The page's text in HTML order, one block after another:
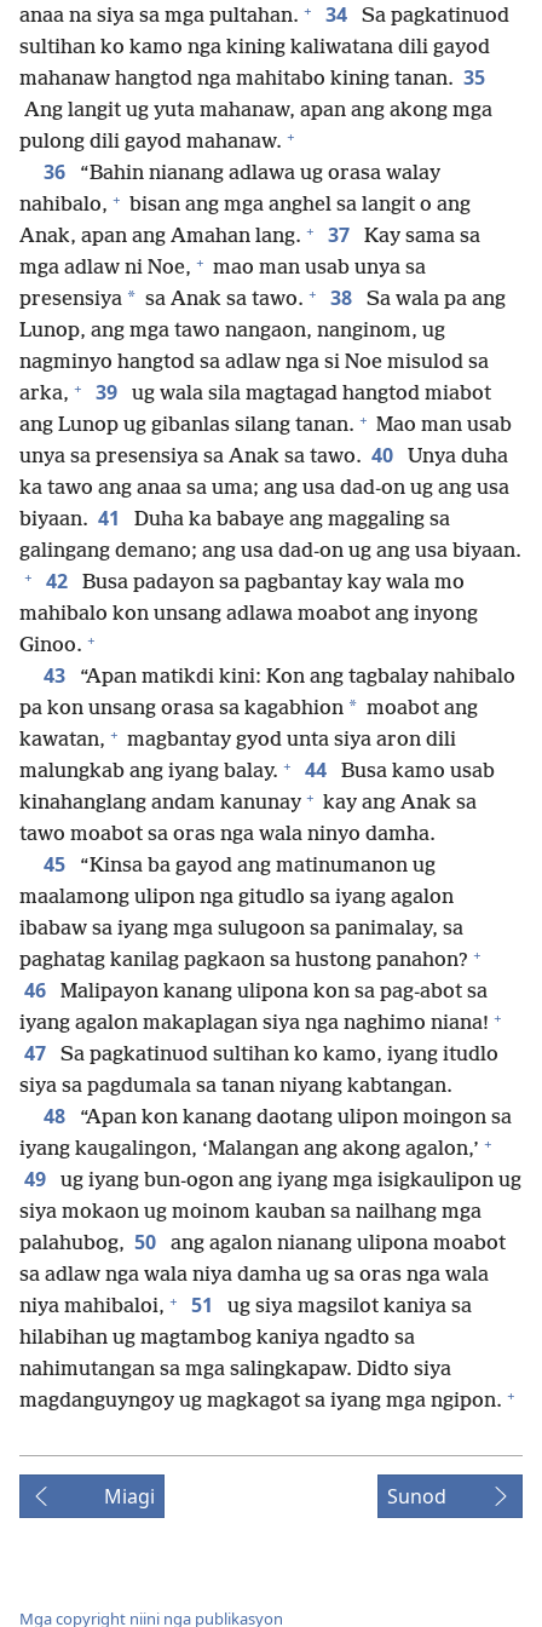
anaa na siya sa mga pultahan. + 34
Sa pagkatinuod
sultihan ko kamo nga kining kaliwatana dili gayod
mahanaw hangtod nga mahitabo kining tanan. 35
Ang langit ug yuta mahanaw, apan ang akong mga
pulong dili gayod mahanaw. +
36
“Bahin nianang adlawa ug orasa walay
nahibalo, + bisan ang mga anghel sa langit o ang
Anak, apan ang Amahan lang. + 37
Kay sama sa
mga adlaw ni Noe, + mao man usab unya sa
presensiya * sa Anak sa tawo. + 38
Sa wala pa ang
Lunop, ang mga tawo nangaon, nanginom, ug
nagminyo hangtod sa adlaw nga si Noe misulod sa
arka, + 39
ug wala sila magtagad hangtod miabot
ang Lunop ug gibanlas silang tanan. + Mao man usab
unya sa presensiya sa Anak sa tawo. 40
Unya duha
ka tawo ang anaa sa uma; ang usa dad-on ug ang usa
biyaan. 41
Duha ka babaye ang maggaling sa
galingang demano; ang usa dad-on ug ang usa biyaan.
+ 42
Busa padayon sa pagbantay kay wala mo
mahibalo kon unsang adlawa moabot ang inyong
Ginoo. +
43
“Apan matikdi kini: Kon ang tagbalay nahibalo
pa kon unsang orasa sa kagabhion * moabot ang
kawatan, + magbantay gyod unta siya aron dili
malungkab ang iyang balay. + 44
Busa kamo usab
kinahanglang andam kanunay + kay ang Anak sa
tawo moabot sa oras nga wala ninyo damha.
45
“Kinsa ba gayod ang matinumanon ug
maalamong ulipon nga gitudlo sa iyang agalon
ibabaw sa iyang mga sulugoon sa panimalay, sa
paghatag kanilag pagkaon sa hustong panahon? +
46
Malipayon kanang ulipona kon sa pag-abot sa
iyang agalon makaplagan siya nga naghimo niana! +
47
Sa pagkatinuod sultihan ko kamo, iyang itudlo
siya sa pagdumala sa tanan niyang kabtangan.
48
“Apan kon kanang daotang ulipon moingon sa
iyang kaugalingon, ‘Malangan ang akong agalon,’ +
49
ug iyang bun-ogon ang iyang mga isigkaulipon ug
siya mokaon ug moinom kauban sa nailhang mga
palahubog, 50
ang agalon nianang ulipona moabot
sa adlaw nga wala niya damha ug sa oras nga wala
niya mahibaloi, + 51
ug siya magsilot kaniya sa
hilabihan ug magtambog kaniya ngadto sa
nahimutangan sa mga salingkapaw. Didto siya
magdanguyngoy ug magkagot sa iyang mga ngipon. +
Miagi Sunod
Mga copyright niini nga publikasyon